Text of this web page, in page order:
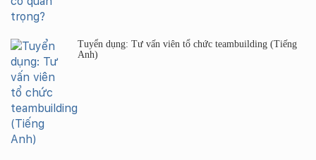
Tuyển dụng: Tư vấn viên tổ chức teambuilding (Tiếng
Anh)